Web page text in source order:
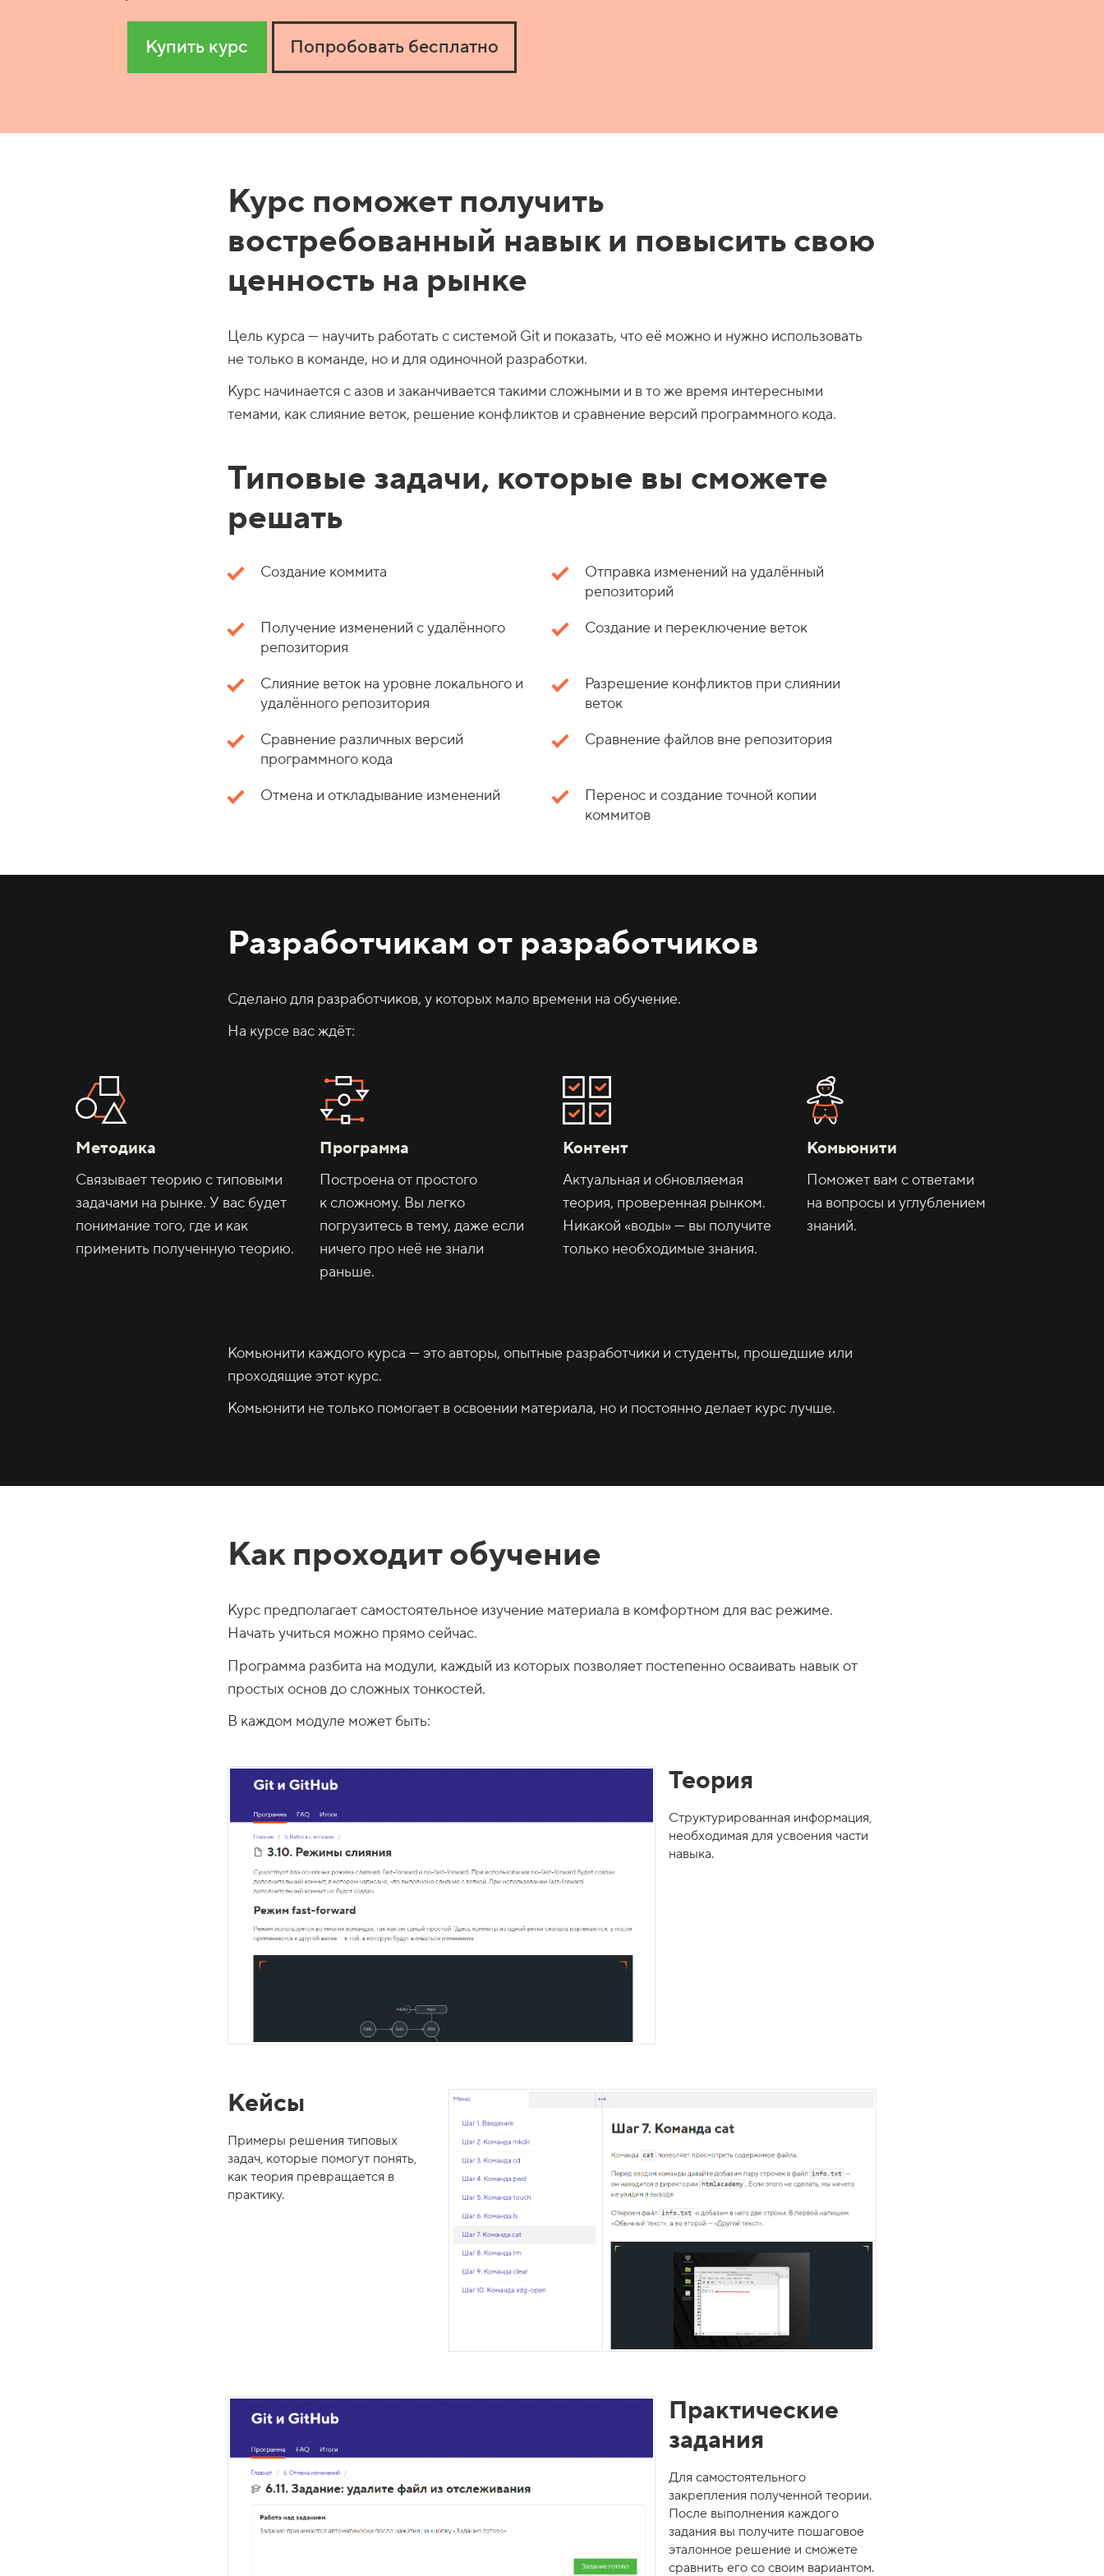
Купить курс Попробовать бесплатно
Курс поможет получить
востребованный навык и повысить свою
ценность на рынке
Цель курса — научить работать с системой Git и показать, что её можно и нужно использовать
не только в команде, но и для одиночной разработки.
Курс начинается с азов и заканчивается такими сложными и в то же время интересными
темами, как слияние веток, решение конфликтов и сравнение версий программного кода.
Типовые задачи, которые вы сможете
решать
Создание коммита
Отправка изменений на удалённый
репозиторий
Получение изменений с удалённого
репозитория
Создание и переключение веток
Слияние веток на уровне локального и
удалённого репозитория
Разрешение конфликтов при слиянии
веток
Сравнение различных версий
программного кода
Сравнение файлов вне репозитория
Отмена и откладывание изменений
Перенос и создание точной копии
коммитов
Разработчикам от разработчиков
Сделано для разработчиков, у которых мало времени на обучение.
На курсе вас ждёт:
Методика
Связывает теорию с типовыми
задачами на рынке. У вас будет
понимание того, где и как
применить полученную теорию.
Программа
Построена от простого
к сложному. Вы легко
погрузитесь в тему, даже если
ничего про неё не знали
раньше.
Контент
Актуальная и обновляемая
теория, проверенная рынком.
Никакой «воды» — вы получите
только необходимые знания.
Комьюнити
Поможет вам с ответами
на вопросы и углублением
знаний.
Комьюнити каждого курса — это авторы, опытные разработчики и студенты, прошедшие или
проходящие этот курс.
Комьюнити не только помогает в освоении материала, но и постоянно делает курс лучше.
Как проходит обучение
Курс предполагает самостоятельное изучение материала в комфортном для вас режиме.
Начать учиться можно прямо сейчас.
Программа разбита на модули, каждый из которых позволяет постепенно осваивать навык от
простых основ до сложных тонкостей.
В каждом модуле может быть:
Теория
Структурированная информация,
необходимая для усвоения части
навыка.
Кейсы
Примеры решения типовых
задач, которые помогут понять,
как теория превращается в
практику.
Практические
задания
Для самостоятельного
закрепления полученной теории.
После выполнения каждого
задания вы получите пошаговое
эталонное решение и сможете
сравнить его со своим вариантом.